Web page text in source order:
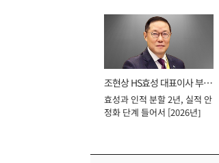
조현상 HS효성 대표이사 부회
장
효성과 인적 분할 2년, 실적 안
정화 단계 들어서 [2026년]